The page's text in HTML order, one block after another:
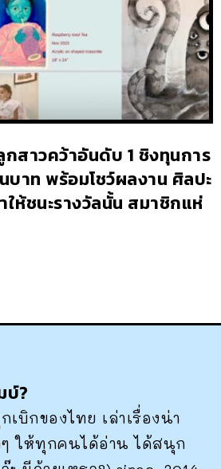
สาวคว้าอันดับ 1 ชิงทุนการ
าท พร้อมโชว์ผลงาน ศิลปะ
ห้ชนะรางวัลนั้น สมาชิกแห่
บ์?
เบิกของไทย เล่าเรื่องน่า
ให้ทุกคนได้อ่าน ได้สนุก